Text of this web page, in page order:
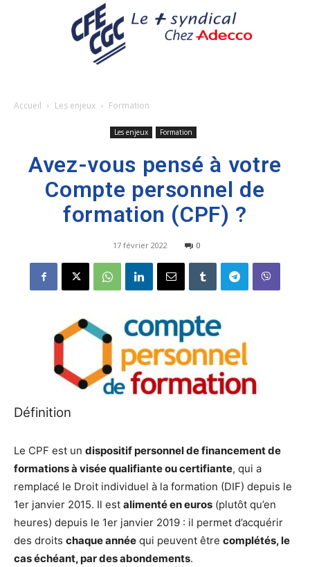
Accueil Les enjeux Formation
Les enjeux Formation
Avez-vous pensé à votre
Compte personnel de
formation (CPF) ?
17 février 2022 0
Définition
Le CPF est un dispositif personnel de financement de
formations à visée qualifiante ou certifiante, qui a
remplacé le Droit individuel à la formation (DIF) depuis le
1er janvier 2015. Il est alimenté en euros (plutôt qu’en
heures) depuis le 1er janvier 2019 : il permet d’acquérir
des droits chaque année qui peuvent être complétés, le
cas échéant, par des abondements.